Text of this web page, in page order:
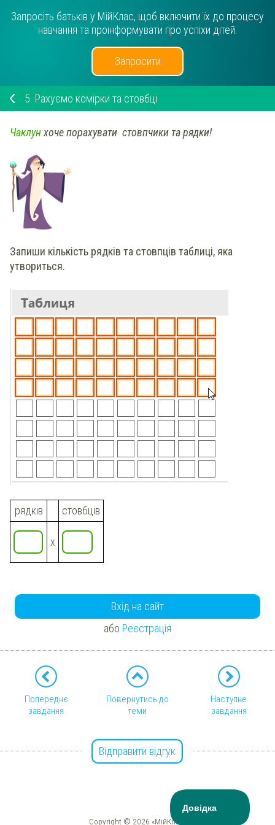
Запросіть батьків у МійКлас, щоб включити їх до процесу
навчання та проінформувати про успіхи дітей.
Запросити
5. Рахуємо комірки та стовбці
Чаклунхоче порахувати стовпчики та рядки!
Запиши кількість рядків та стовпців таблиці, яка
утвориться.
рядків стовбців
х
Вхід на сайт
або Реєстрація
Попереднє
завдання
Повернутись до
теми
Наступне
завдання
Відправити відгук
Copyright © 2026 «МійКлас»